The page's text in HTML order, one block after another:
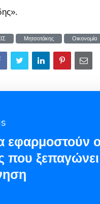
Μητσοτάκης Οικονομία
εφαρμοστούν
που